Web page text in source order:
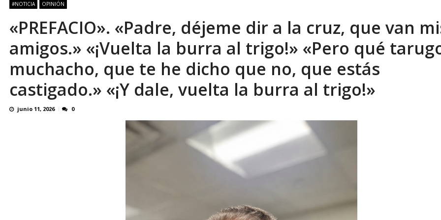
#NOTICIA OPINIÓN
«PREFACIO». «Padre, déjeme dir a la cruz, que van
amigos.» «¡Vuelta la burra al trigo!» «Pero qué
muchacho, que te he dicho que no, que estás
castigado.» «¡Y dale, vuelta la burra al trigo!»
junio 11, 2026 0